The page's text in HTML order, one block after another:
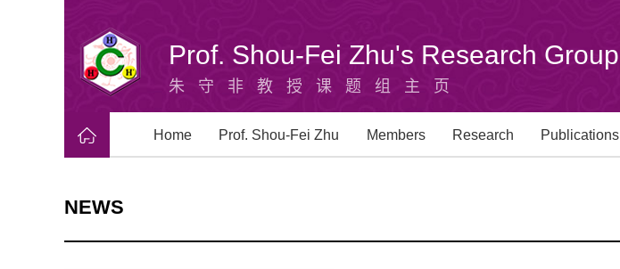
Prof. Shou-Fei Zhu's Research Group
朱守非教授课题组主页
Home Prof. Shou-Fei Zhu Members Research Publications
NEWS